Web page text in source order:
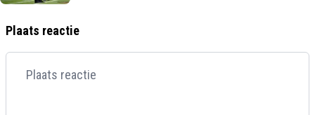
Plaats reactie